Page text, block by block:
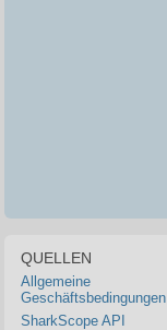
QUELLEN
Allgemeine
Geschäftsbedingungen
SharkScope API